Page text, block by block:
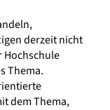
derzeit nicht
Hochschule
Thema.
dem Thema,